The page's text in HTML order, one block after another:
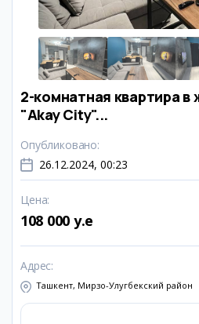
2-комнатная квартира
"Akay City"...
Опубликовано:
26.12.2024, 00:23
Цена:
108 000 y.e
Адрес:
Ташкент, Мирзо-Улугбекский район